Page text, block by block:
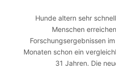
Hunde altern sehr
Menschen
Forschungsergebnissen
Monaten schon ein
31 Jahren. Die